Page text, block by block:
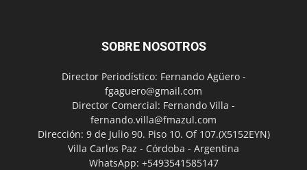
SOBRE NOSOTROS
Director Periodístico: Fernando Agüero -
fgaguero@gmail.com
Director Comercial: Fernando Villa -
fernando.villa@fmazul.com
Dirección: 9 de Julio 90. Piso 10. Of 107.(X5152EYN)
Villa Carlos Paz - Córdoba - Argentina
WhatsApp: +5493541585147